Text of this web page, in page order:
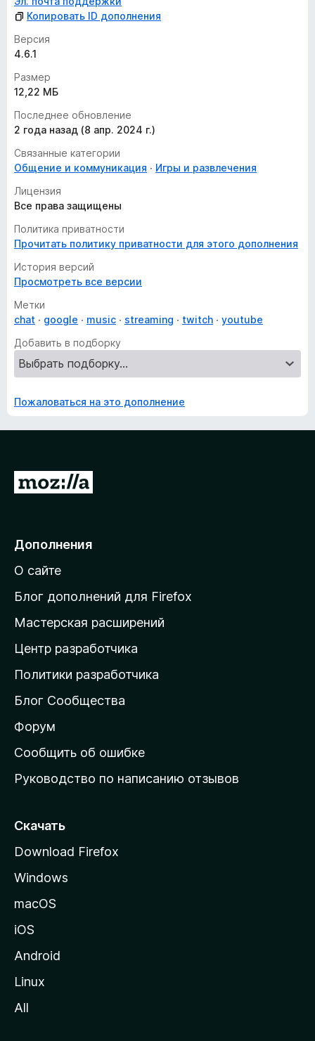
Копировать ID дополнения
Версия
4.6.1
Размер
12,22 МБ
Последнее обновление
2 года назад (8 апр. 2024 г.)
Связанные категории
Общение и коммуникация
Игры и развлечения
Лицензия
Все права защищены
Политика приватности
Прочитать политику приватности для этого дополнения
История версий
Просмотреть все версии
Метки
chat
google music streaming twitch
youtube
Добавить в подборку
Пожаловаться на это дополнение
П
е
й
т
и
а
д
о
а
ш
н
ю
т
а
н
у
M
i
Дополнения
О сайте
Блог дополнений для Firefox
Мастерская расширений
Центр разработчика
Политики разработчика
Блог Сообщества
Форум
Сообщить об ошибке
Руководство по написанию отзывов
Скачать
Download Firefox
Windows
macOS
iOS
Android
Linux
All